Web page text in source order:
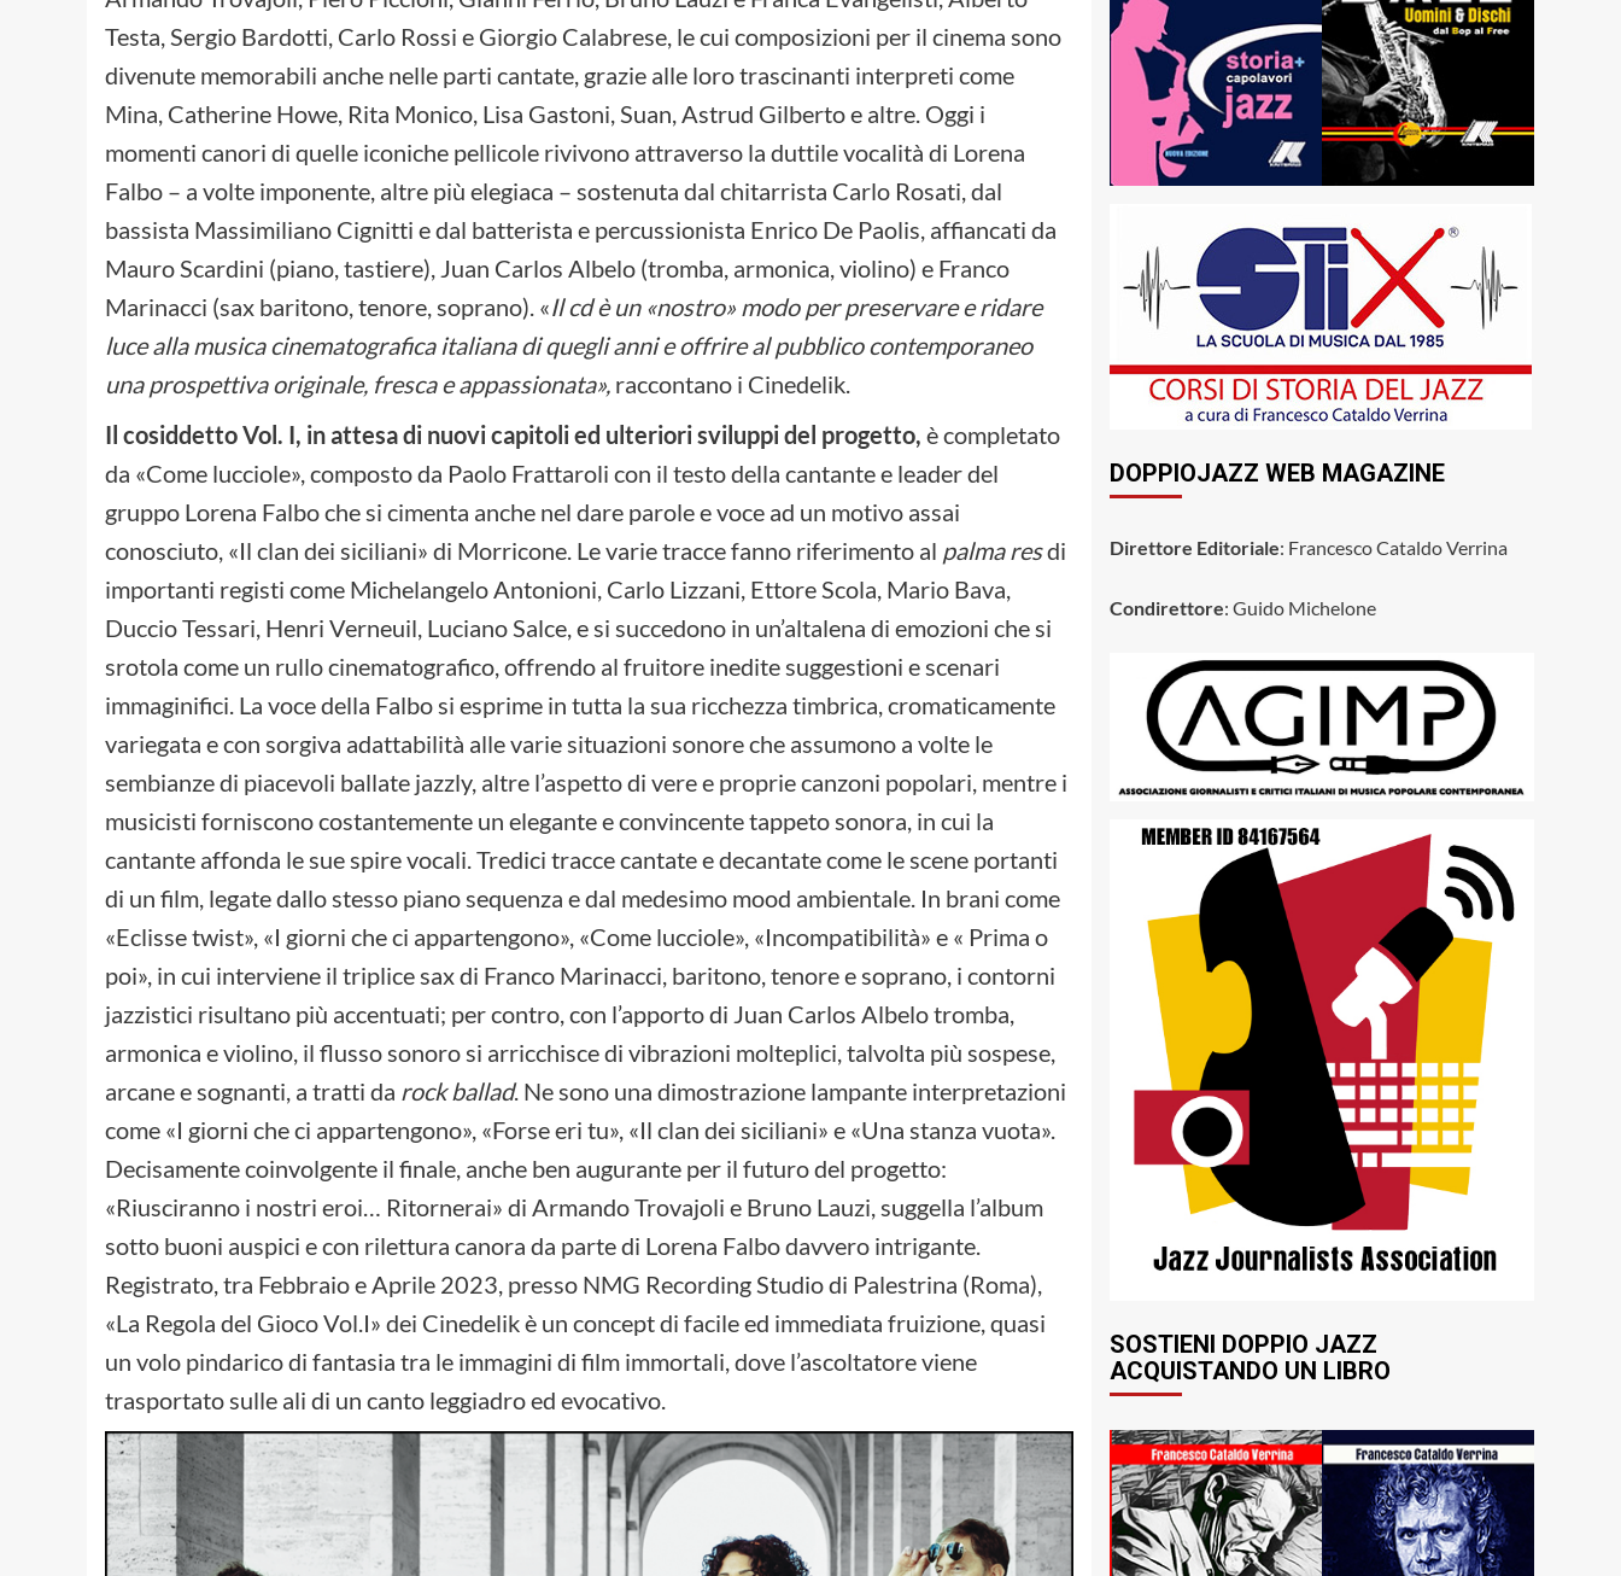
Testa, Sergio Bardotti, Carlo Rossi e Giorgio Calabrese, le cui composizioni per il cinema sono
divenute memorabili anche nelle parti cantate, grazie alle loro trascinanti interpreti come
Mina, Catherine Howe, Rita Monico, Lisa Gastoni, Suan, Astrud Gilberto e altre. Oggi i
momenti canori di quelle iconiche pellicole rivivono attraverso la duttile vocalità di Lorena
Falbo – a volte imponente, altre più elegiaca – sostenuta dal chitarrista Carlo Rosati, dal
bassista Massimiliano Cignitti e dal batterista e percussionista Enrico De Paolis, affiancati da
Mauro Scardini (piano, tastiere), Juan Carlos Albelo (tromba, armonica, violino) e Franco
Marinacci (sax baritono, tenore, soprano). «Il cd è un «nostro» modo per preservare e ridare
luce alla musica cinematografica italiana di quegli anni e offrire al pubblico contemporaneo
una prospettiva originale, fresca e appassionata», raccontano i Cinedelik.
Il cosiddetto Vol. I, in attesa di nuovi capitoli ed ulteriori sviluppi del progetto, è completato
da «Come lucciole», composto da Paolo Frattaroli con il testo della cantante e leader del
gruppo Lorena Falbo che si cimenta anche nel dare parole e voce ad un motivo assai
conosciuto, «Il clan dei siciliani» di Morricone. Le varie tracce fanno riferimento al palma resdi
importanti registi come Michelangelo Antonioni, Carlo Lizzani, Ettore Scola, Mario Bava,
Duccio Tessari, Henri Verneuil, Luciano Salce, e si succedono in un’altalena di emozioni che si
srotola come un rullo cinematografico, offrendo al fruitore inedite suggestioni e scenari
immaginifici. La voce della Falbo si esprime in tutta la sua ricchezza timbrica, cromaticamente
variegata e con sorgiva adattabilità alle varie situazioni sonore che assumono a volte le
sembianze di piacevoli ballate jazzly, altre l’aspetto di vere e proprie canzoni popolari, mentre i
musicisti forniscono costantemente un elegante e convincente tappeto sonora, in cui la
cantante affonda le sue spire vocali. Tredici tracce cantate e decantate come le scene portanti
di un film, legate dallo stesso piano sequenza e dal medesimo mood ambientale. In brani come
«Eclisse twist», «I giorni che ci appartengono», «Come lucciole», «Incompatibilità» e « Prima o
poi», in cui interviene il triplice sax di Franco Marinacci, baritono, tenore e soprano, i contorni
jazzistici risultano più accentuati; per contro, con l’apporto di Juan Carlos Albelo tromba,
armonica e violino, il flusso sonoro si arricchisce di vibrazioni molteplici, talvolta più sospese,
arcane e sognanti, a tratti da rock ballad. Ne sono una dimostrazione lampante interpretazioni
come «I giorni che ci appartengono», «Forse eri tu», «Il clan dei siciliani» e «Una stanza vuota».
Decisamente coinvolgente il finale, anche ben augurante per il futuro del progetto:
«Riusciranno i nostri eroi… Ritornerai» di Armando Trovajoli e Bruno Lauzi, suggella l’album
sotto buoni auspici e con rilettura canora da parte di Lorena Falbo davvero intrigante.
Registrato, tra Febbraio e Aprile 2023, presso NMG Recording Studio di Palestrina (Roma),
«La Regola del Gioco Vol.I» dei Cinedelik è un concept di facile ed immediata fruizione, quasi
un volo pindarico di fantasia tra le immagini di film immortali, dove l’ascoltatore viene
trasportato sulle ali di un canto leggiadro ed evocativo.
DOPPIOJAZZ WEB MAGAZINE
Direttore Editoriale: Francesco Cataldo Verrina
Condirettore: Guido Michelone
SOSTIENI DOPPIO JAZZ
ACQUISTANDO UN LIBRO